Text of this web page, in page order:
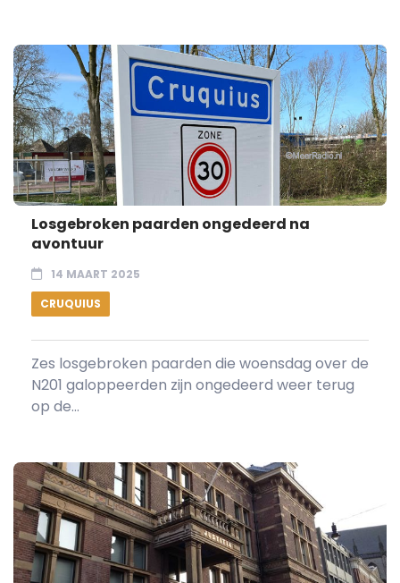
Losgebroken paarden ongedeerd na
avontuur
14 MAART 2025
CRUQUIUS
Zes losgebroken paarden die woensdag over de
N201 galoppeerden zijn ongedeerd weer terug
op de...